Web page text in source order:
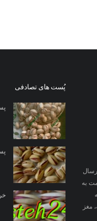
به
مغز
پُست های تصادفی